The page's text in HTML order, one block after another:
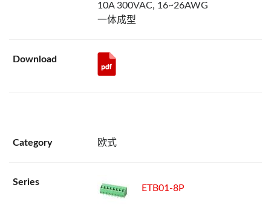
10A 300VAC, 16~26AWG
一体成型
欧式
ETB01-8P